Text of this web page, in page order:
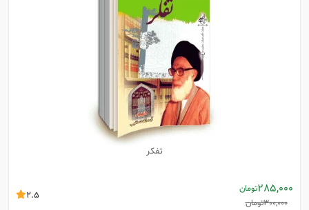
تفکر
285,000تومان
300,000تومان
2.5